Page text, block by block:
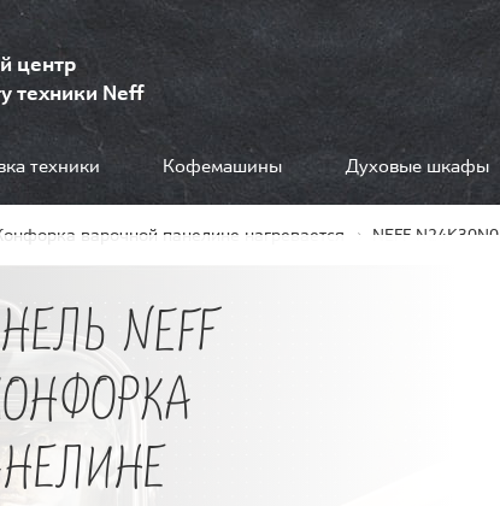
центр
техники Neff
техники Кофемашины Духовые шкафы
варочной панелине нагревается NEFF N24K30N0
NEFF